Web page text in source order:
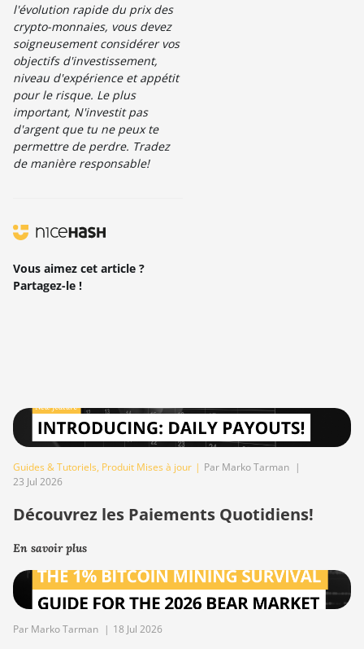
l'évolution rapide du prix des
crypto-monnaies, vous devez
soigneusement considérer vos
objectifs d'investissement,
niveau d'expérience et appétit
pour le risque. Le plus
important, N'investit pas
d'argent que tu ne peux te
permettre de perdre. Tradez
de manière responsable!
Vous aimez cet article ?
Partagez-le !
Guides & Tutoriels, Produit Mises à jour | Par Marko Tarman |
23 Jul 2026
Découvrez les Paiements Quotidiens!
En savoir plus
Par Marko Tarman | 18 Jul 2026